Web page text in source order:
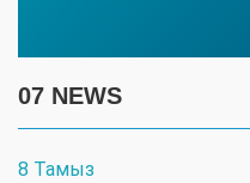
07 NEWS
8 Тамыз